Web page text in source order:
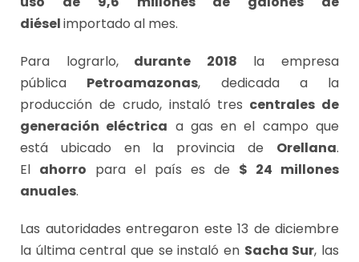
diéselimportado al mes.
Para lograrlo,durante 2018 la empresa
pública Petroamazonas, dedicada a la
producción de crudo, instaló tres centrales de
generación eléctrica a gas en el campo que
está ubicado en la provincia de Orellana.
El ahorro para el país es de $ 24 millones
anuales.
Las autoridades entregaron este 13 de diciembre
la última central que se instaló en Sacha Sur, las